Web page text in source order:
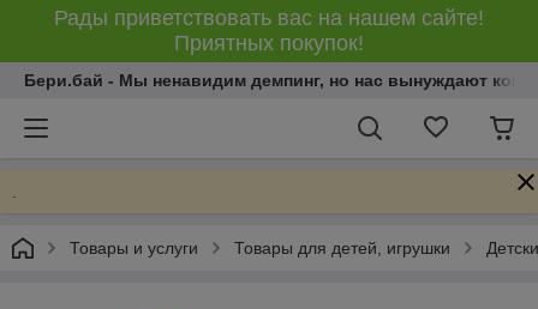
Рады приветствовать вас на нашем сайте!
Приятных покупок!
Бери.бай - Мы ненавидим демпинг, но нас вынуждают
Товары и услуги Товары для детей, игрушки